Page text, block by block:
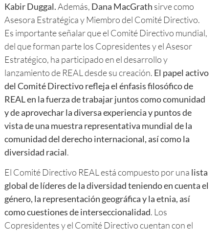
Kabir Duggal.Además, Dana MacGrath sirve como
Asesora Estratégica y Miembro del Comité Directivo.
Es importante señalar que el Comité Directivo mundial,
del que forman parte los Copresidentes y el Asesor
Estratégico, ha participado en el desarrollo y
lanzamiento de REAL desde su creación. El papel activo
del Comité Directivo refleja el énfasis filosófico de
REAL en la fuerza de trabajar juntos como comunidad
y de aprovechar la diversa experiencia y puntos de
vista de una muestra representativa mundial de la
comunidad del derecho internacional, así como la
diversidad racial.
El Comité Directivo REAL está compuesto por una lista
global de líderes de la diversidad teniendo en cuenta el
género, la representación geográfica y la etnia, así
como cuestiones de interseccionalidad. Los
Copresidentes y el Comité Directivo cuentan con el